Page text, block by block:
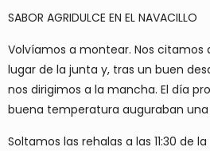
SABOR AGRIDULCE EN EL NAVACILLO
Volvíamos a montear. Nos citamos
lugar de la junta y, tras un buen
nos dirigimos a la mancha. El día
buena temperatura auguraban
Soltamos las rehalas a las 11:30 de